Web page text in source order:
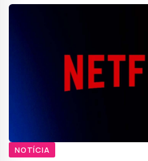
NOTÍCIA